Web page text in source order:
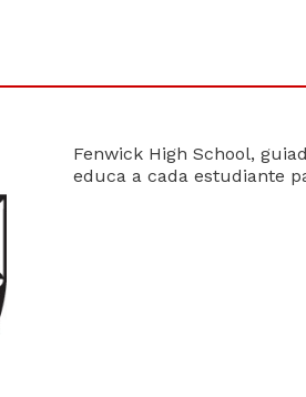
Fenwick High School,
educa a cada estudiante